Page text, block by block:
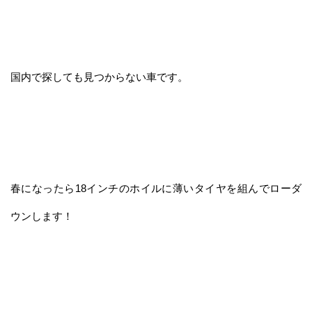
国内で探しても見つからない車です。
春になったら18インチのホイルに薄いタイヤを組んでローダ
ウンします！